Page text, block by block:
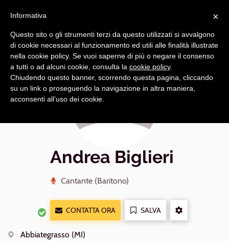
principale
Andrea Biglieri
Cantante (Baritono)
CONTATTA ORA
SALVA
ALTRE
Abbiategrasso (MI)
×
Informativa
Questo sito o gli strumenti terzi da questo utilizzati si avvalgono
di cookie necessari al funzionamento ed utili alle finalità illustrate
nella cookie policy. Se vuoi saperne di più o negare il consenso
a tutti o ad alcuni cookie, consulta la cookie policy.
Chiudendo questo banner, scorrendo questa pagina, cliccando
su un link o proseguendo la navigazione in altra maniera,
acconsenti all’uso dei cookie.